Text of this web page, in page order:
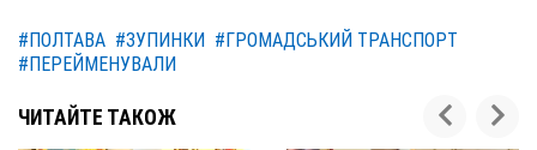
#ПОЛТАВА #ЗУПИНКИ #ГРОМАДСЬКИЙ ТРАНСПОРТ
#ПЕРЕЙМЕНУВАЛИ
ЧИТАЙТЕ ТАКОЖ